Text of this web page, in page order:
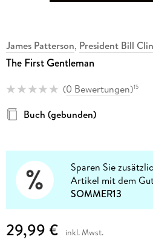
James Patterson, President Bill
The First Gentleman
(0 Bewertungen)15
Buch (gebunden)
Sparen Sie
Artikel mit dem
SOMMER13
29,99 € inkl. Mwst.